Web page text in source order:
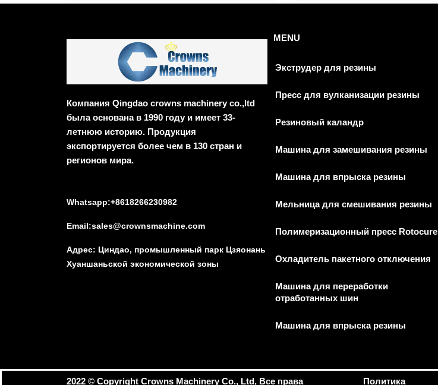
Компания Qingdao crowns machinery co.,ltd
была основана в 1990 году и имеет 33-
летнюю историю. Продукция
экспортируется более чем в 130 стран и
регионов мира.
Whatsapp:+8618266230982
Email:sales@crownsmachine.com
Адрес: Циндао, промышленный парк Цзяонань
Хуаншаньской экономической зоны
MENU
Экструдер для резины
Пресс для вулканизации резины
Резиновый каландр
Машина для замешивания резины
Машина для впрыска резины
Мельница для смешивания резины
Полимеризационный пресс Rotocure
Охладитель пакетного отключения
Машина для переработки
отработанных шин
Машина для впрыска резины
2022 ©️ Copyright Crowns Machinery Co., Ltd, Все права Политика